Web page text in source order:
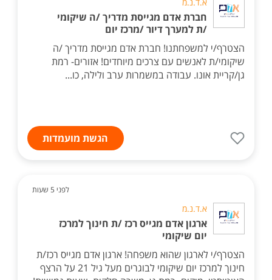
חברת אדם מגייסת מדריך /ה שיקומי
/ת למערך דיור /מרכז יום
הצטרף/י למשפחתנו! חברת אדם מגייסת מדריך /ה
שיקומי/ת לאנשים עם צרכים מיוחדים! אזורים- רמת
גן/קריית אונו. עבודה במשמרות ערב ולילה, כו...
הגשת מועמדות
לפני 5 שעות
א.ד.נ.מ
ארגון אדם מגייס רכז /ת חינוך למרכז
יום שיקומי
הצטרף/י לארגון שהוא משפחה! ארגון אדם מגייס רכז/ת
חינוך למרכז יום שיקומי לבוגרים מעל גיל 21 על הרצף